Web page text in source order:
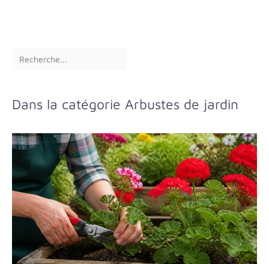
Dans la catégorie Arbustes de jardin